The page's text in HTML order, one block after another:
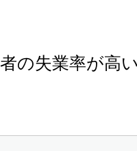
の失業率が高